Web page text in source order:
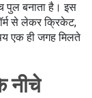
पुल बनाता है। इस
से लेकरक्रिकेट,
एक ही जगह मिलते
नीचे